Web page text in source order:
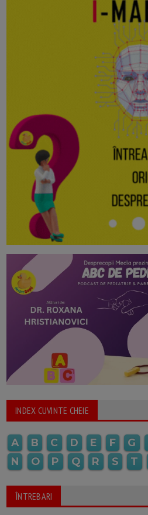
INDEX CUVINTE CHEIE
A B C D E F G
N
O P Q R S T
ÎNTREBARI